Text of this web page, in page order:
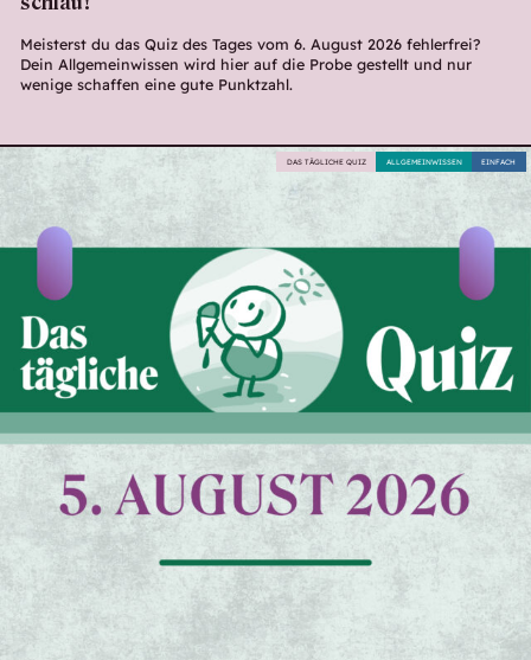
Meisterst du das Quiz des Tages vom 6. August 2026 fehlerfrei?
Dein Allgemeinwissen wird hier auf die Probe gestellt und nur
wenige schaffen eine gute Punktzahl.
EINFACH
ALLGEMEINWISSEN
DAS TÄGLICHE QUIZ